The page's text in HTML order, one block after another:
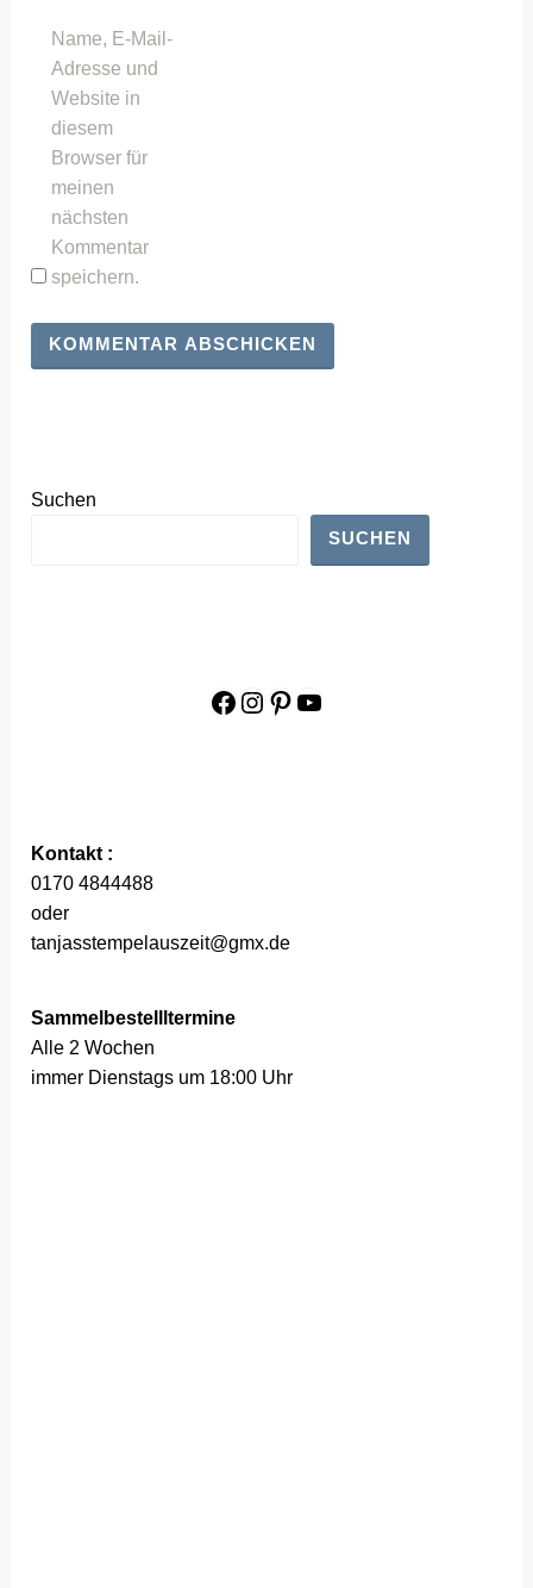
Name, E-Mail-
Adresse und
Website in
diesem
Browser für
meinen
nächsten
Kommentar
speichern.
Suchen
SUCHEN
Facebook
Instagram
Pinterest
YouTube
Kontakt :
0170 4844488
oder
tanjasstempelauszeit@gmx.de
Sammelbestellltermine
Alle 2 Wochen
immer Dienstags um 18:00 Uhr